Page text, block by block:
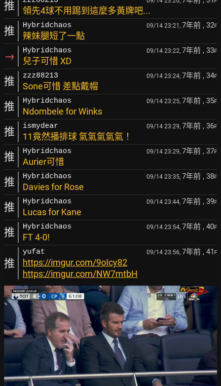
推 領先4球不用踢到這麼多黃牌吧...
推 Hybridchaos 09/14 23:21, 7年前 , 32F
辣妹腿短了一點
→ Hybridchaos 09/14 23:22, 7年前 , 33F
兒子可惜 XD
推 zzz88213 09/14 23:24, 7年前 , 34F
Sone可惜 差點戴帽
推 Hybridchaos 09/14 23:25, 7年前 , 35F
Ndombele for Winks
推 ismydear 09/14 23:29, 7年前 , 36F
11竟然播排球 氣氣氣氣氣！
推 Hybridchaos 09/14 23:29, 7年前 , 37F
Aurier可惜
推 Hybridchaos 09/14 23:35, 7年前 , 38F
Davies for Rose
推 Hybridchaos 09/14 23:44, 7年前 , 39F
Lucas for Kane
推 Hybridchaos 09/14 23:54, 7年前 , 40F
FT 4-0!
推
yufat 09/14 23:56, 7年前 , 41 F
https://imgur.com/9oIcy82
https://imgur.com/NW7mtbH